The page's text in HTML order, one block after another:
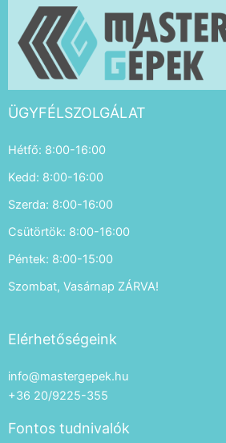
ÜGYFÉLSZOLGÁLAT
Hétfő: 8:00-16:00
Kedd: 8:00-16:00
Szerda: 8:00-16:00
Csütörtök: 8:00-16:00
Péntek: 8:00-15:00
Szombat, Vasárnap ZÁRVA!
Elérhetőségeink
info@mastergepek.hu
+36 20/9225-355
Fontos tudnivalók